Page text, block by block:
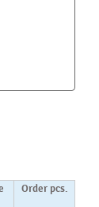
Order pcs.